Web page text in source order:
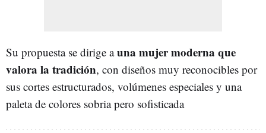
Su propuesta se dirige auna mujer moderna que
valora la tradición, con diseños muy reconocibles por
sus cortes estructurados, volúmenes especiales y una
paleta de colores sobria pero sofisticada